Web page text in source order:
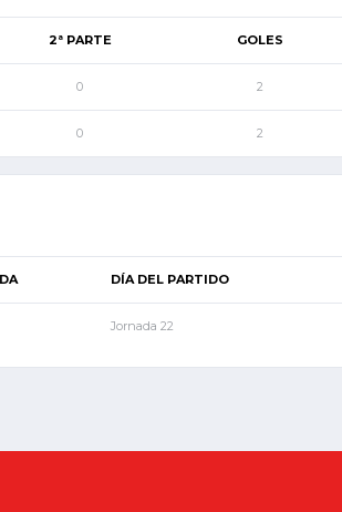
2ª PARTE GOLES
0 2
0 2
DÍA DEL PARTIDO
Jornada 22